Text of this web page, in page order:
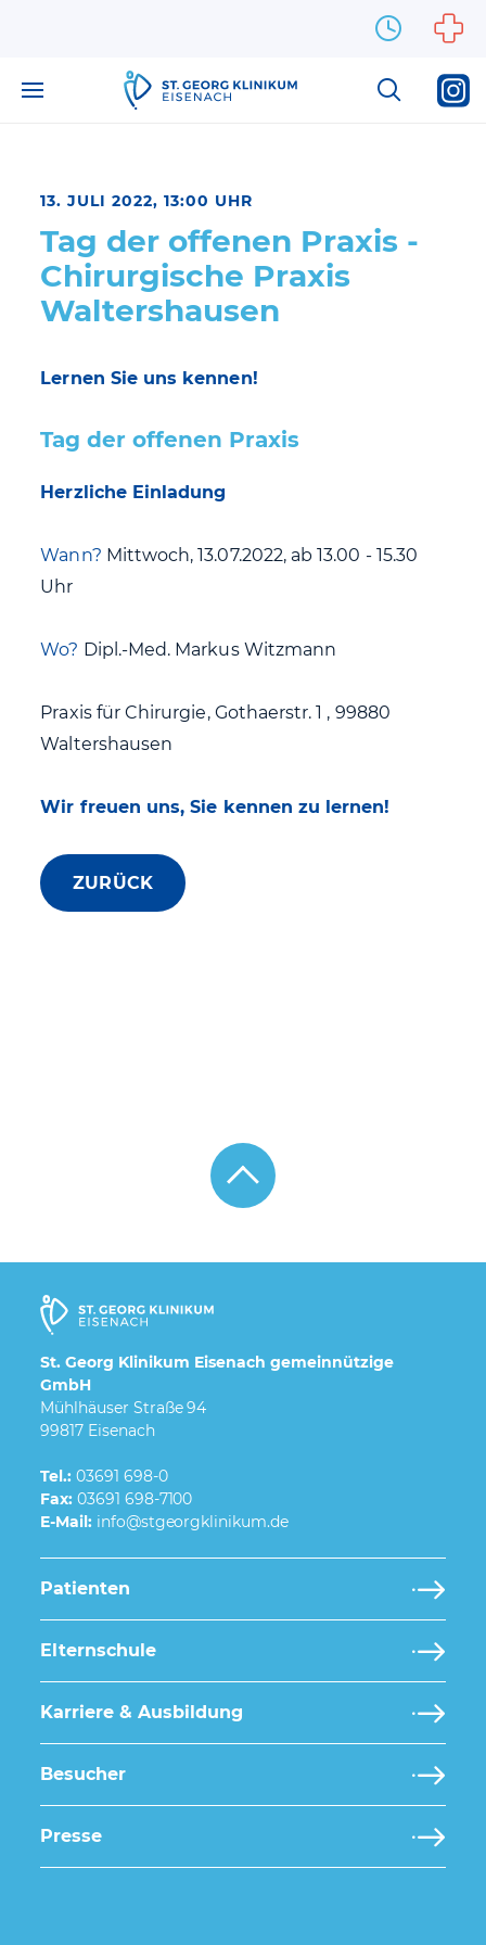
13. JULI 2022, 13:00 UHR
Tag der offenen Praxis -
Chirurgische Praxis
Waltershausen
Lernen Sie uns kennen!
Tag der offenen Praxis
Herzliche Einladung
Wann? Mittwoch, 13.07.2022, ab 13.00 - 15.30
Uhr
Wo? Dipl.-Med. Markus Witzmann
Praxis für Chirurgie, Gothaerstr. 1 , 99880
Waltershausen
Wir freuen uns, Sie kennen zu lernen!
ZURÜCK
St. Georg Klinikum Eisenach gemeinnützige
GmbH
Mühlhäuser Straße 94
99817 Eisenach
Tel.: 03691 698-0
Fax: 03691 698-7100
E-Mail:
Patienten
Elternschule
Karriere & Ausbildung
Besucher
Presse